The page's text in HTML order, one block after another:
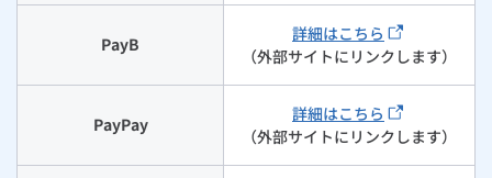
PayB
詳細はこちら
（外部サイトにリンクします）
PayPay
詳細はこちら
（外部サイトにリンクします）